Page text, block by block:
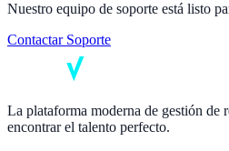
Nuestro equipo de soporte está listo
Contactar Soporte
La plataforma moderna de gestión de
encontrar el talento perfecto.